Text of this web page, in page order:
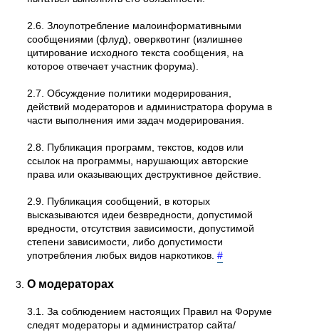
2.6. Злоупотребление малоинформативными
сообщениями (флуд), оверквотинг (излишнее
цитирование исходного текста сообщения, на
которое отвечает участник форума).
2.7. Обсуждение политики модерирования,
действий модеpатоpов и администратора форума в
части выполнения ими задач модерирования.
2.8. Публикация программ, текстов, кодов или
ссылок на программы, нарушающих авторские
права или оказывающих деструктивное действие.
2.9. Публикация сообщений, в которых
высказываются идеи безвредности, допустимой
вредности, отсутствия зависимости, допустимой
степени зависимости, либо допустимости
употребления любых видов наркотиков.#
О модераторах
3.1. За соблюдением настоящих Правил на Форуме
следят модераторы и администратор сайта/